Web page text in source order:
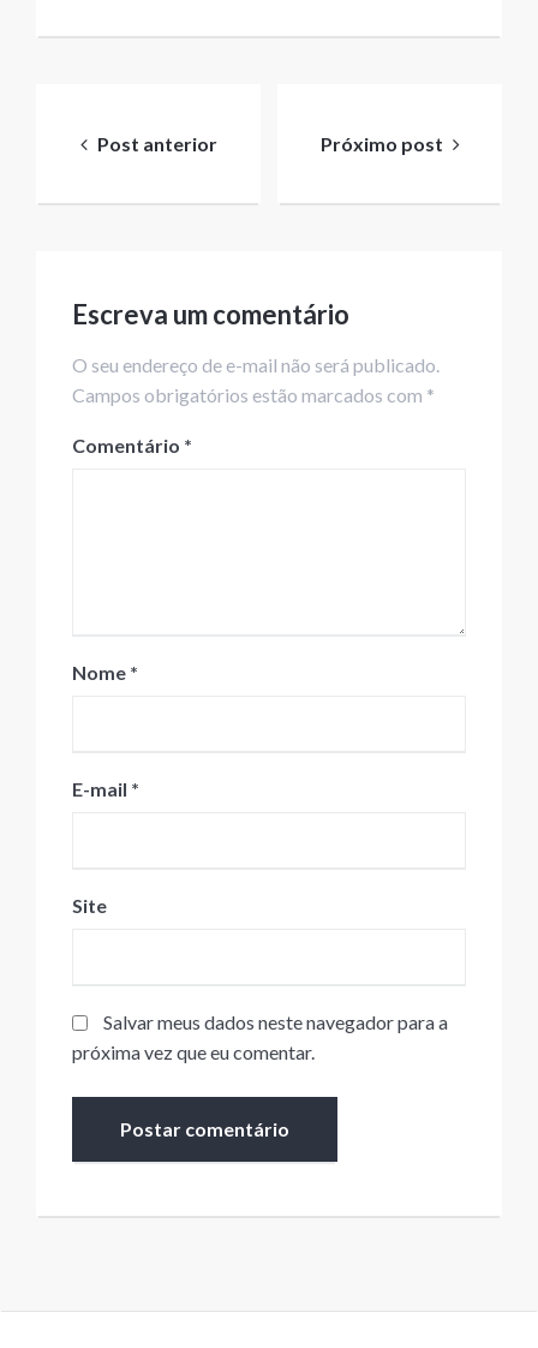
Post
Post anterior Próximo post
Escreva um comentário
O seu endereço de e-mail não será publicado.
Campos obrigatórios estão marcados com *
Comentário *
Nome *
E-mail *
Site
Salvar meus dados neste navegador para a
próxima vez que eu comentar.